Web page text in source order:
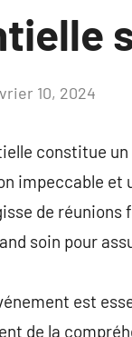
10, 2024
constitue
impeccable
de
soin pour
est
de la